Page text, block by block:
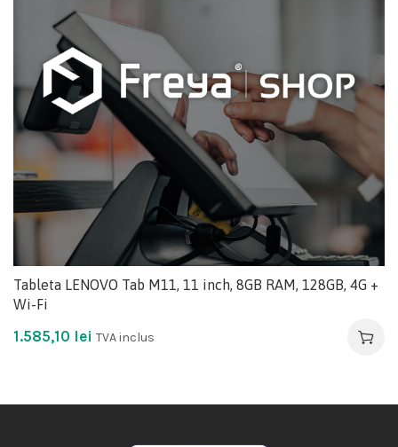
Tableta LENOVO Tab M11, 11 inch, 8GB RAM, 128GB, 4G +
Wi-Fi
1.585,10 lei TVA inclus